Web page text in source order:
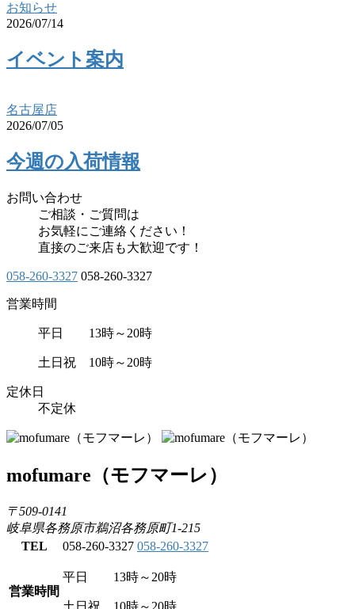
お知らせ
2026/07/14
イベント案内
名古屋店
2026/07/05
今週の入荷情報
お問い合わせ
ご相談・ご質問は
お気軽にご連絡ください！
直接のご来店も大歓迎です！
058-260-3327 058-260-3327
営業時間
平日 13時～20時
土日祝 10時～20時
定休日
不定休
mofumare （モフマーレ）
〒509-0141
岐阜県各務原市鵜沼各務原町1-215
TEL
058-260-3327 058-260-3327
営業時間
平日 13時～20時
土日祝 10時～20時